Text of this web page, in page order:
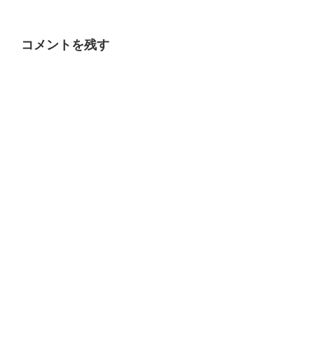
コメントを残す